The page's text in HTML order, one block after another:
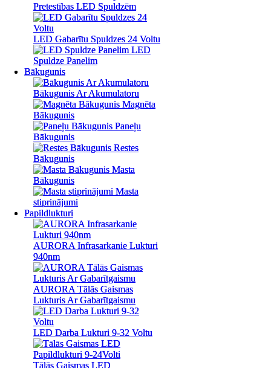
Pretestības LED Spuldzēm
LED Gabarītu Spuldzes 24 Voltu
LED
Spuldze Panelim
Bākugunis
Bākugunis Ar Akumulatoru
Magnēta
Bākugunis
Paneļu
Bākugunis
Restes
Bākugunis
Masta
Bākugunis
Masta
stiprinājumi
Papildlukturi
AURORA Infrasarkanie Lukturi
940nm
AURORA Tālās Gaismas
Lukturis Ar Gabarītgaismu
LED Darba Lukturi 9-32 Voltu
Tālās Gaismas LED
Pretestības LED Spuldzēm
LED Gabarītu Spuldzes 24 Voltu
LED
Spuldze Panelim
Bākugunis
Bākugunis Ar Akumulatoru
Magnēta
Bākugunis
Paneļu
Bākugunis
Restes
Bākugunis
Masta
Bākugunis
Masta
stiprinājumi
Papildlukturi
AURORA Infrasarkanie Lukturi
940nm
AURORA Tālās Gaismas
Lukturis Ar Gabarītgaismu
LED Darba Lukturi 9-32 Voltu
Tālās Gaismas LED